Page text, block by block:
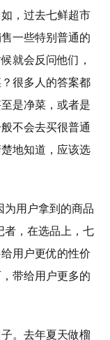
，过去七鲜超市
一些特别普通的
就会反问他们，
很多人的答案都
是净菜，或者是
不会去买很普通
地知道，应该选
为用户拿到的商品
者，在选品上，七
用户更优的性价
带给用户更多的
。去年夏天做榴